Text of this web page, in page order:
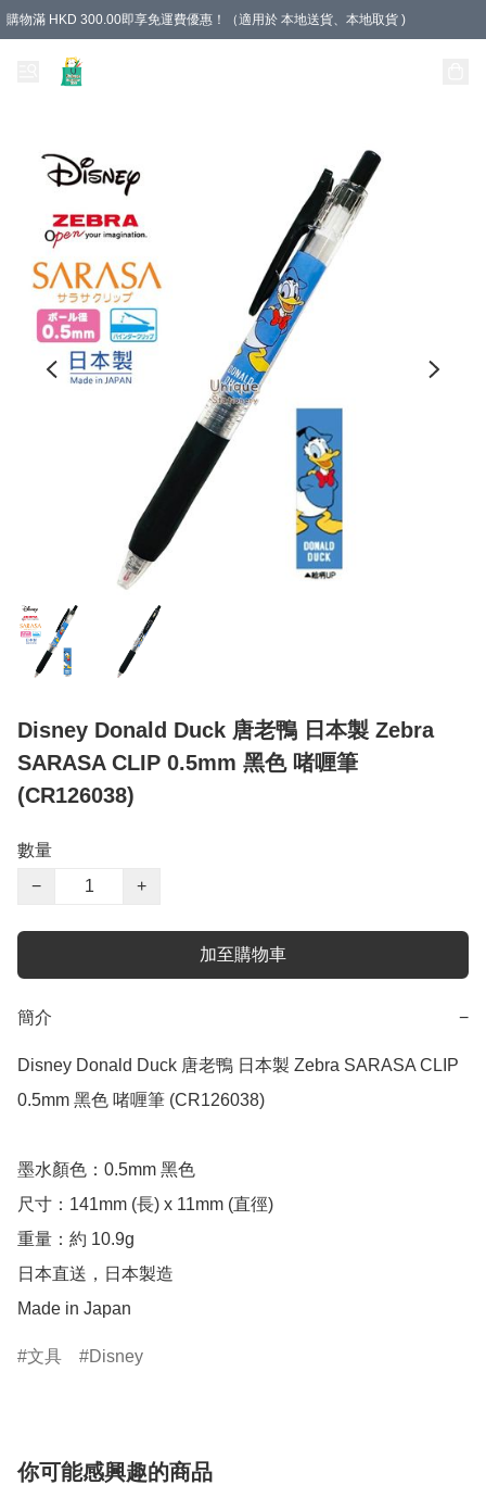
購物滿 HKD 300.00即享免運費優惠！（適用於 本地送貨、本地取貨 )
Disney Donald Duck 唐老鴨 日本製 Zebra
SARASA CLIP 0.5mm 黑色 啫喱筆
(CR126038)
數量
−
+
加至購物車
簡介 −
Disney Donald Duck 唐老鴨 日本製 Zebra SARASA CLIP
0.5mm 黑色 啫喱筆 (CR126038)
墨水顏色：0.5mm 黑色
尺寸：141mm (長) x 11mm (直徑)
重量：約 10.9g
日本直送，日本製造
Made in Japan
文具 Disney
你可能感興趣的商品